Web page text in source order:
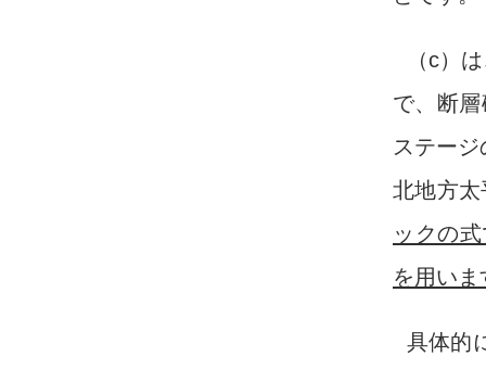
（c）
で、断
ステー
北地方
ックの
を用いま
具体的